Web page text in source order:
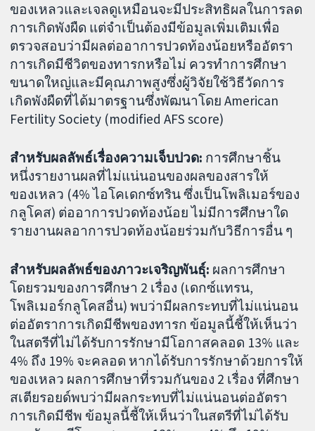
ของเหลวและเจลดูเหมือนจะมีประสิทธิผลในการลด
การเกิดพังผืด แต่จำเป็นต้องมีข้อมูลเพิ่มเติมเพื่อ
ตรวจสอบว่ามีผลต่ออาการปวดท้องน้อยหรืออัตรา
การเกิดมีชีวิตของทารกหรือไม่ ควรทำการศึกษา
ขนาดใหญ่และมีคุณภาพสูงซึ่งผู้วิจัยใช้วิธีวัดการ
เกิดพังผืดที่ได้มาตรฐานซึ่งพัฒนาโดย American
Fertility Society (modified AFS score)
สำหรับผลลัพธ์เรื่องความเจ็บปวด: การศึกษาชิ้น
หนึ่งรายงานผลที่ไม่แน่นอนของผลของสารให้
ของเหลว (4% ไอโคเดกซ์ทริน ซึ่งเป็นโพลิเมอร์ของ
กลูโคส) ต่ออาการปวดท้องน้อย ไม่มีการศึกษาใด
รายงานผลอาการปวดท้องน้อยร่วมกับวิธีการอื่น ๆ
สำหรับผลลัพธ์ของภาวะเจริญพันธุ์: ผลการศึกษา
โดยรวมของการศึกษา 2 เรื่อง (เดกซ์แทรน,
โพลิเมอร์กลูโคสอื่น) พบว่ามีผลกระทบที่ไม่แน่นอน
ต่ออัตราการเกิดมีชีพของทารก ข้อมูลนี้ชี้ให้เห็นว่า
ในสตรีที่ไม่ได้รับการรักษามีโอกาสคลอด 13% และ
4% ถึง 19% จะคลอด หากได้รับการรักษาด้วยการให้
ของเหลว ผลการศึกษาที่รวมกันของ 2 เรื่อง ที่ศึกษา
สเตียรอยด์พบว่ามีผลกระทบที่ไม่แน่นอนต่ออัตรา
การเกิดมีชีพ ข้อมูลนี้ชี้ให้เห็นว่าในสตรีที่ไม่ได้รับ